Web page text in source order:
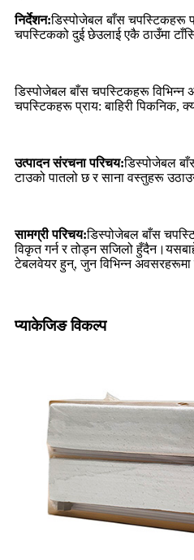
निर्देशन:डिस्पोजेबल बाँस चपस्टिकहरू
चपस्टिकको दुई छेउलाई एकै ठाउँमा
डिस्पोजेबल बाँस चपस्टिकहरू विभिन्न
चपस्टिकहरू प्राय: बाहिरी पिकनिक,
उत्पादन संरचना परिचय:डिस्पोजेबल
टाउको पातलो छ र साना वस्तुहरू
सामग्री परिचय:डिस्पोजेबल बाँस
विकृत गर्न र तोड्न सजिलो
टेबलवेयर हुन्, जुन विभिन्न अवसरहरूमा
प्याकेजिङ विकल्प